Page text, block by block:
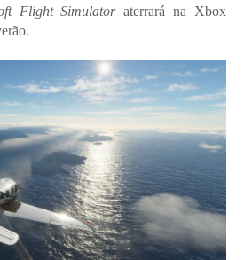
Flight Simulatoraterrará na Xbox